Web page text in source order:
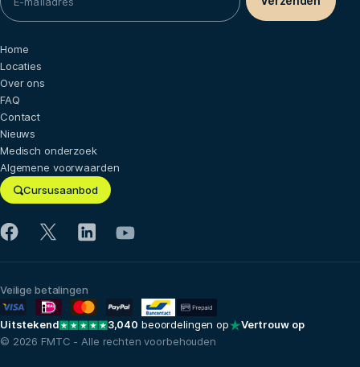
Cursusaanbod
Home
Locaties
Over ons
FAQ
Contact
Nieuws
Medisch onderzoek
Algemene voorwaarden
© 2026 FMTC - Alle rechten voorbehouden
Veilige betalingen
Uitstekend 3,040 beoordelingen op Vertrouw op